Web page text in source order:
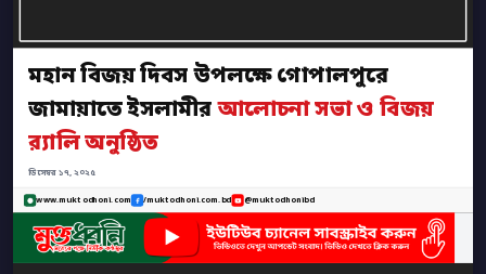
মহান বিজয় দিবস উপলক্ষে গোপালপুরে
জামায়াতে ইসলামীরআলোচনা সভা ও বিজয়
র‍্যালি অনুষ্ঠিত
ডিসেম্বর ১৭, ২০২৫
www.muktodhoni.com /muktodhoni.com.bd @muktodhonibd